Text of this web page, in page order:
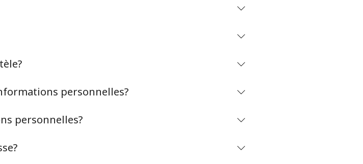
personnelles?
personnelles?